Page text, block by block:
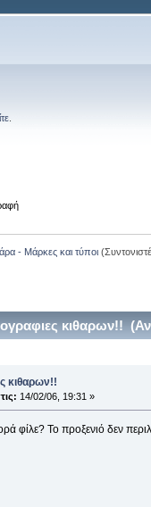
- Μάρκες και τύποι
κιθαρων!!
κιθαρων!!
14/02/06, 19:31 »
φίλε? Το προξενιό δεν